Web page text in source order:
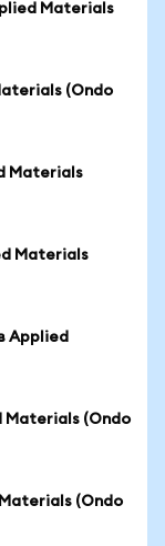
Materials
(Ondo
Materials
Materials
Applied
Materials (Ondo
(Ondo